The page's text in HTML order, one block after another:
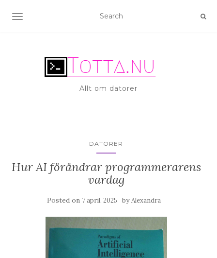
TOGGLE NAVIGATION
Allt om datorer
DATORER
Hur AI förändrar programmerarens
vardag
Posted on 7 april, 2025 byAlexandra